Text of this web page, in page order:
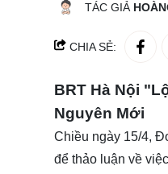
TÁC GIẢ
CHIA SẺ:
BRT Hà Nội
Nguyên Mới
Chiều ngày 15/4,
để thảo luận về